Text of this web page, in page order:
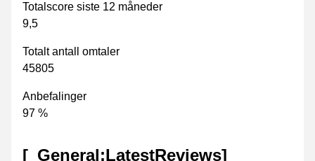
Totalscore siste 12 måneder
9,5
Totalt antall omtaler
45805
Anbefalinger
97 %
[_General:LatestReviews]